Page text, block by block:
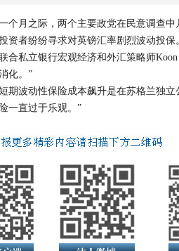
月之际，两个主要政党在民意调查中
资者纷纷寻求对英镑汇率剧烈波动投
合私立银行宏观经济和外汇策略师
化。”
波动性保险成本飙升是在苏格兰独立
一直过于乐观。”